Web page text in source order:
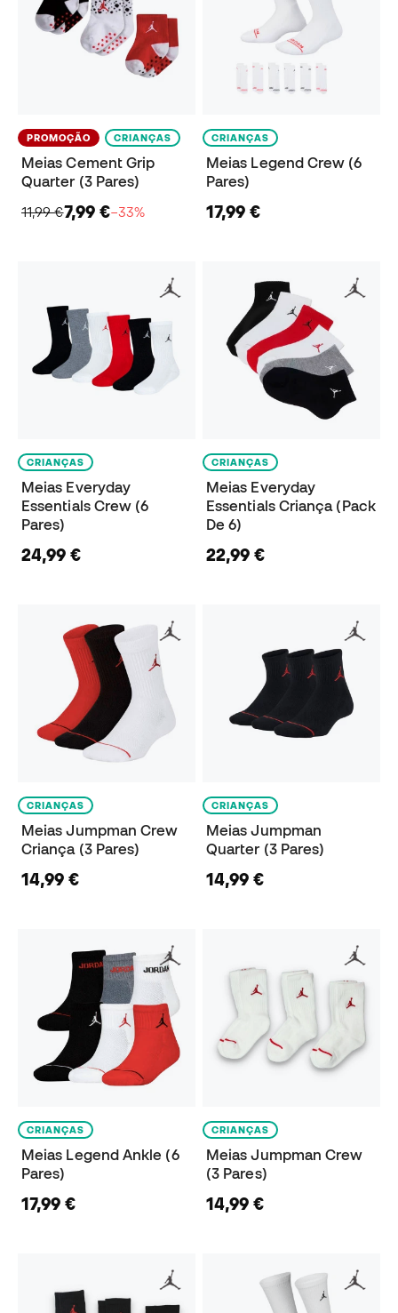
PROMOÇÃO CRIANÇAS
Meias Cement Grip
Quarter (3 Pares)
11,99 €7,99 €−33%
CRIANÇAS
Meias Legend Crew (6
Pares)
17,99 €
CRIANÇAS
Meias Everyday
Essentials Crew (6
Pares)
24,99 €
CRIANÇAS
Meias Everyday
Essentials Criança (Pack
De 6)
22,99 €
CRIANÇAS
Meias Jumpman Crew
Criança (3 Pares)
14,99 €
CRIANÇAS
Meias Jumpman
Quarter (3 Pares)
14,99 €
CRIANÇAS
Meias Legend Ankle (6
Pares)
17,99 €
CRIANÇAS
Meias Jumpman Crew
(3 Pares)
14,99 €